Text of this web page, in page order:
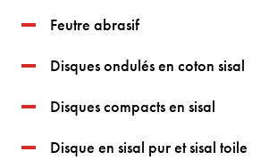
Feutre abrasif
Disques ondulés en coton sisal
Disques compacts en sisal
Disque en sisal pur et sisal toile